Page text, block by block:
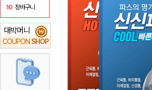
10 장바구니
대박머니
COUPON SHOP
₩